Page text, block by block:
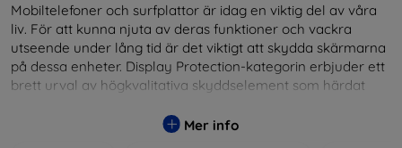
Mobiltelefoner och surfplattor är idag en viktig del av våra
liv. För att kunna njuta av deras funktioner och vackra
utseende under lång tid är det viktigt att skydda skärmarna
på dessa enheter. Display Protection-kategorin erbjuder ett
brett urval av högkvalitativa skyddselement som härdat
säkerhet och förlänger skärmarnas livslängd. Härdat glas
Mer info